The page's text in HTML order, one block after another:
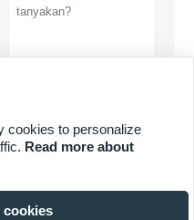
Rahasia pribadi
cookies to personalize
Read more about
cookies